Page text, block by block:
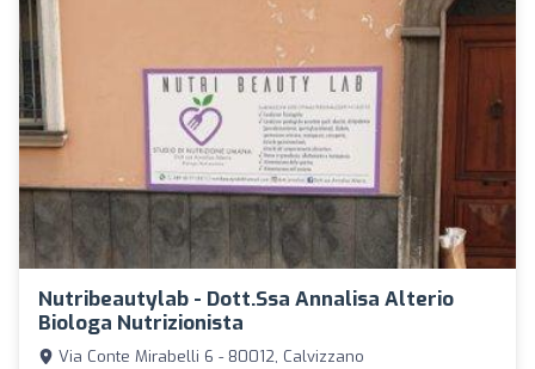
Nutribeautylab - Dott.ssa Annalisa Alterio
Biologa Nutrizionista
Via Conte Mirabelli 6 - 80012, Calvizzano